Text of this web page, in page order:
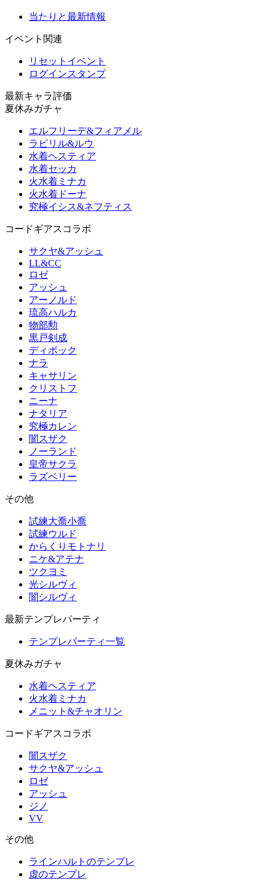
当たりと最新情報
イベント関連
リセットイベント
ログインスタンプ
最新キャラ評価
夏休みガチャ
エルフリーデ&フィアメル
ラビリル&ルウ
水着ヘスティア
水着セッカ
火水着ミナカ
火水着ドーナ
究極イシス&ネフティス
コードギアスコラボ
サクヤ&アッシュ
LL&CC
ロゼ
アッシュ
アーノルド
琉高ハルカ
物部勲
黒戸剣成
ディボック
ナラ
キャサリン
クリストフ
ニーナ
ナタリア
究極カレン
闇スザク
ノーランド
皇帝サクラ
ラズベリー
その他
試練大喬小喬
試練ウルド
からくりモトナリ
ニケ&アテナ
ツクヨミ
光シルヴィ
闇シルヴィ
最新テンプレパーティ
テンプレパーティ一覧
夏休みガチャ
水着ヘスティア
火水着ミナカ
メニット&チャオリン
コードギアスコラボ
闇スザク
サクヤ&アッシュ
ロゼ
アッシュ
ジノ
VV
その他
ラインハルトのテンプレ
虚のテンプレ